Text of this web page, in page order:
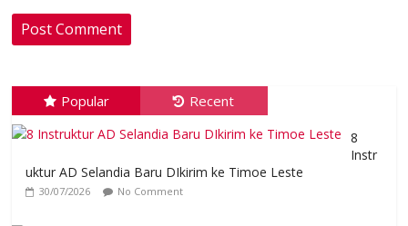
Popular Recent
8
Instr
uktur AD Selandia Baru DIkirim ke Timoe Leste
30/07/2026 No Comment